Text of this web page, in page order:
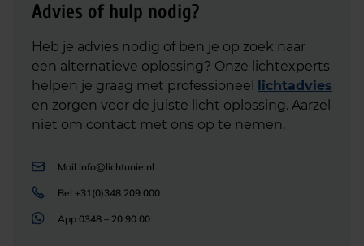
Advies of hulp nodig?
Heb je advies nodig of ben je op zoek naar
een alternatieve oplossing? Onze lichtexperts
helpen je graag met professioneel lichtadvies
en zorgen voor de juiste licht oplossing. Aarzel
niet om contact met ons op te nemen.
Mail info@lichtunie.nl
Bel +31(0)348 209 000
App 0348 – 20 90 00